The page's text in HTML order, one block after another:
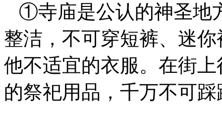
①寺庙是公认的神圣地
整洁，不可穿短裤、迷
他不适宜的衣服。在街
的祭祀用品，千万不可踩